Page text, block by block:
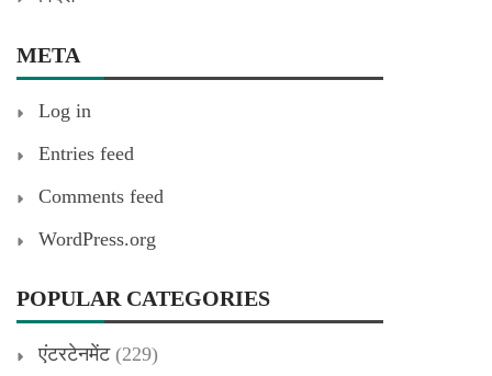
META
Log in
Entries feed
Comments feed
WordPress.org
POPULAR CATEGORIES
एंटरटेनमेंट(229)